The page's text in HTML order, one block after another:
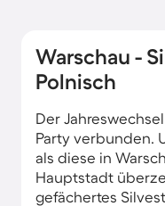
Warschau -
Polnisch
Der
Party verbunden.
als diese in
Hauptstadt
gefächertes